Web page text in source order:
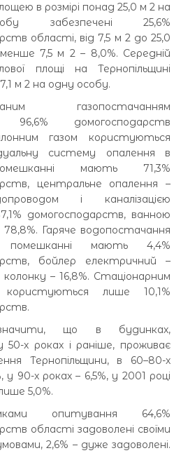
в розмірі понад 25,0 м 2 на
забезпечені 25,6%
області, від 7,5 м 2 до 25,0
7,5 м 2 – 8,0%. Середній
площі на Тернопільщині
м 2 на одну особу.
газопостачанням
96,6% домогосподарств
газом користуються
систему опалення в
мають 71,3%
центральне опалення –
і каналізацією
домогосподарств, ванною
Гаряче водопостачання
мають 4,4%
бойлер електричний –
колонку – 16,8%. Стаціонарним
лише 10,1%
що в будинках,
50-х роках і раніше, проживає
Тернопільщини, в 60–80-х
у 90-х роках – 6,5%, у 2001 році
5,0%.
опитування 64,6%
області задоволені своїми
2,6% – дуже задоволені.